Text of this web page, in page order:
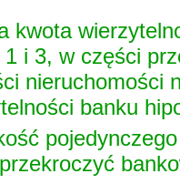
kwota
i 3, w części
nieruchomości
banku